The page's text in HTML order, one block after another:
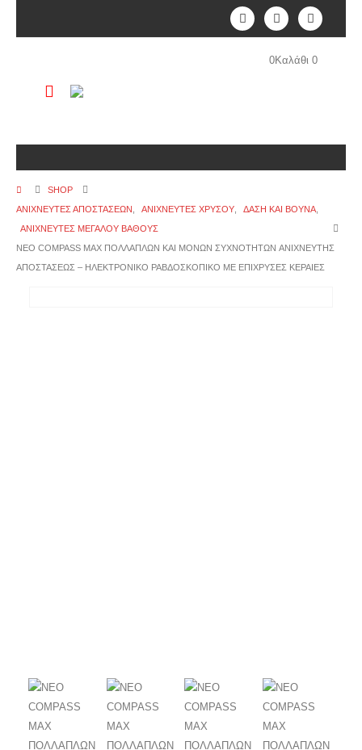
0Καλάθι 0
SHOP
ΑΝΙΧΝΕΥΤΕΣ ΑΠΟΣΤΑΣΕΩΝ
ΑΝΙΧΝΕΥΤΈΣ ΧΡΥΣΟΎ ΔΆΣΗ ΚΑΙ ΒΟΥΝΆ
ΑΝΙΧΝΕΥΤΈΣ ΜΕΓΆΛΟΎ ΒΆΘΟΥΣ
ΝΕΟ COMPASS MAX ΠΟΛΛΑΠΛΩΝ ΚΑΙ ΜΟΝΩΝ ΣΥΧΝΟΤΗΤΩΝ ANIXNEYTHΣ
ΑΠΟΣΤΑΣΕΩΣ – ΗΛΕΚΤΡΟΝΙΚΟ ΡΑΒΔΟΣΚΟΠΙΚΟ ΜΕ ΕΠΙΧΡΥΣΕΣ ΚΕΡΑΙΕΣ